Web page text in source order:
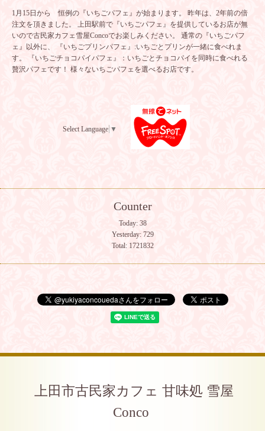
1月15日から 恒例の『いちごパフェ』が始まります。 昨年は、2年前の倍
注文を頂きました。 上田駅前で『いちごパフェ』を提供しているお店が無
いので古民家カフェ雪屋Concoでお楽しみください。 通常の『いちごパフ
ェ』以外に、 『いちごプリンパフェ』:いちごとプリンが一緒に食べれま
す。 『いちごチョコパイパフェ』：いちごとチョコパイを同時に食べれる
贅沢パフェです！ 様々ないちごパフェを選べるお店です。
Select Language ▼
Counter
Today: 38
Yesterday: 729
Total: 1721832
上田市古民家カフェ 甘味処 雪屋
Conco